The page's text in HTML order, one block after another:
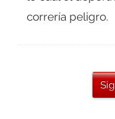
correría peligro.